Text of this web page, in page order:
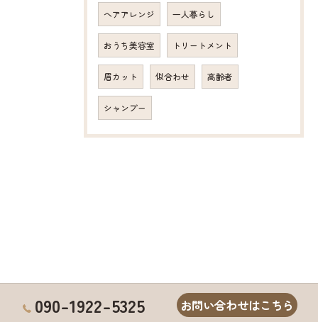
ヘアアレンジ 一人暮らし
おうち美容室 トリートメント
眉カット 似合わせ 高齢者
シャンプー
090-1922-5325 お問い合わせはこちら